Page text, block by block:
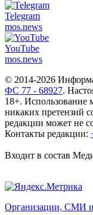
Telegram
mos.news
YouTube
mos.news
© 2014-2026
ФС 77 - 68927.
18+. Использование
никаких претензий
редакции может не
Контакты редакции:
Входит в состав
Организации, СМИ и